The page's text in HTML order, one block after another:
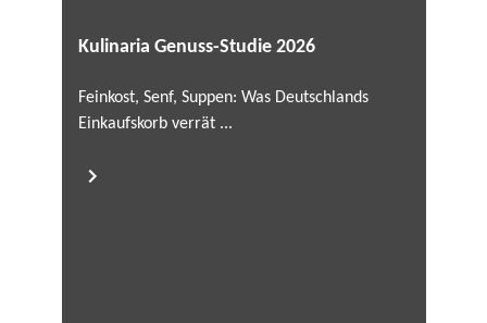
Kulinaria Genuss-Studie 2026
Feinkost, Senf, Suppen: Was Deutschlands
Einkaufskorb verrät ...